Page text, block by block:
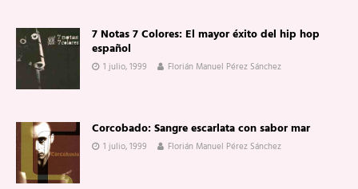
7 Notas 7 Colores: El mayor éxito del hip hop
español
1 julio, 1999 Florián Manuel Pérez Sánchez
Corcobado: Sangre escarlata con sabor mar
1 julio, 1999 Florián Manuel Pérez Sánchez